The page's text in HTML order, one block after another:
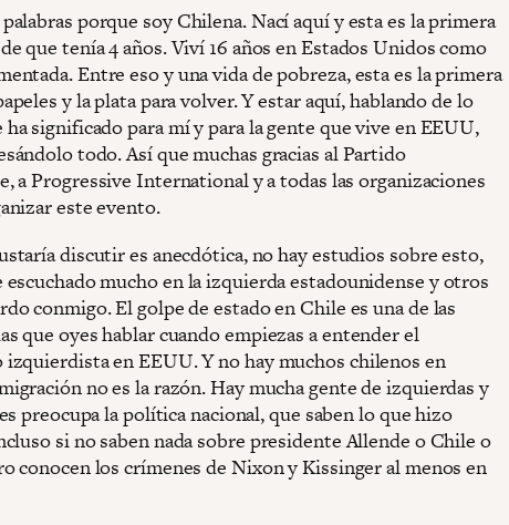
porque soy Chilena. Nací aquí y esta es la primera
que tenía 4 años. Viví 16 años en Estados Unidos como
Entre eso y una vida de pobreza, esta es la primera
y la plata para volver. Y estar aquí, hablando de lo
significado para mí y para la gente que vive en EEUU,
todo. Así que muchas gracias al Partido
a Progressive International y a todas las organizaciones
este evento.
discutir es anecdótica, no hay estudios sobre esto,
escuchado mucho en la izquierda estadounidense y otros
conmigo. El golpe de estado en Chile es una de las
que oyes hablar cuando empiezas a entender el
en EEUU. Y no hay muchos chilenos en
no es la razón. Hay mucha gente de izquierdas y
preocupa la política nacional, que saben lo que hizo
si no saben nada sobre presidente Allende o Chile o
conocen los crímenes de Nixon y Kissinger al menos en